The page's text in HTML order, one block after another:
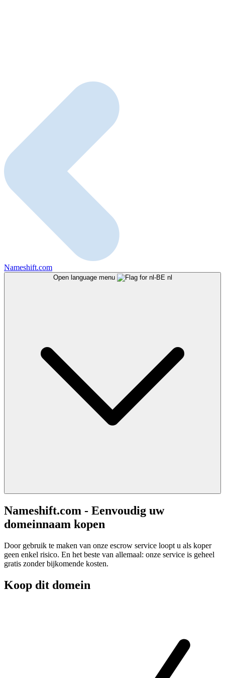
Nameshift.com
Open language menu nl
Nameshift.com - Eenvoudig uw
domeinnaam kopen
Door gebruik te maken van onze escrow service loopt u als koper
geen enkel risico. En het beste van allemaal: onze service is geheel
gratis zonder bijkomende kosten.
Koop dit domein